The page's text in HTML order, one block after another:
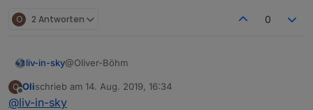
Zusätzlich sollte noch ein Datenpunkt mit der Anzahl der
O 2 Antworten 0
liv-in-sky@Oliver-Böhm
und das ganze basiert auf den ping adapter und
O
Offline
Olischrieb am 14. Aug. 2019, 16:34
zuletzt editiert von
@liv-in-sky